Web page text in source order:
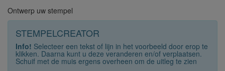
Ontwerp uw stempel
STEMPELCREATOR
Info! Selecteer een tekst of lijn in het voorbeeld door erop te
klikken. Daarna kunt u deze veranderen en/of verplaatsen.
Schuif met de muis ergens overheen om de uitleg te zien